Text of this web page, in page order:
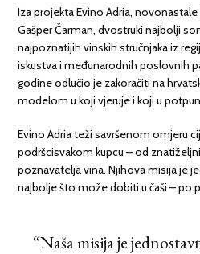
Iza projektaEvino Adria,
GašperČarman, dvostruki najbolji
najpoznatijih vinskih stručnjaka iz
iskustva i međunarodnih poslovnih
godine odlučio je zakoračiti na
modelom u koji vjeruje i koji u
Evino Adriateži savršenom omjeru
podršcisvakom kupcu – od
poznavatelja vina. Njihova misija je
najbolje što može dobiti u čaši – po
“Naša misija je